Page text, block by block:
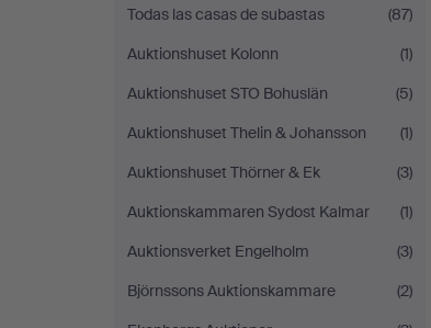
Auktionsbyrå
Todas las casas de subastas
(87)
Auktionshuset Kolonn
(1)
Auktionshuset STO Bohuslän
(5)
Auktionshuset Thelin & Johansson
(1)
Auktionshuset Thörner & Ek
(3)
Auktionskammaren Sydost Kalmar
(1)
Auktionsverket Engelholm
(3)
Björnssons Auktionskammare
(2)